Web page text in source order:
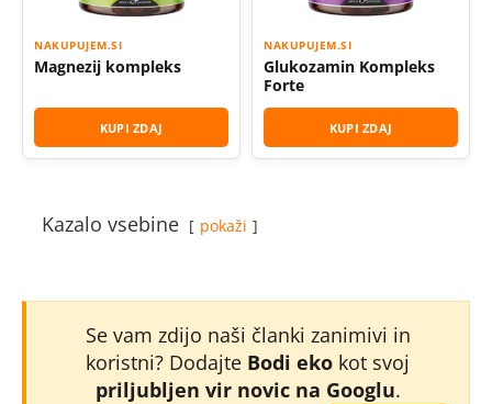
NAKUPUJEM.SI
Magnezij kompleks
KUPI ZDAJ
NAKUPUJEM.SI
Glukozamin Kompleks
Forte
KUPI ZDAJ
Kazalo vsebine pokaži
Se vam zdijo naši članki zanimivi in
koristni? Dodajte Bodi eko kot svoj
priljubljen vir novic na Googlu.